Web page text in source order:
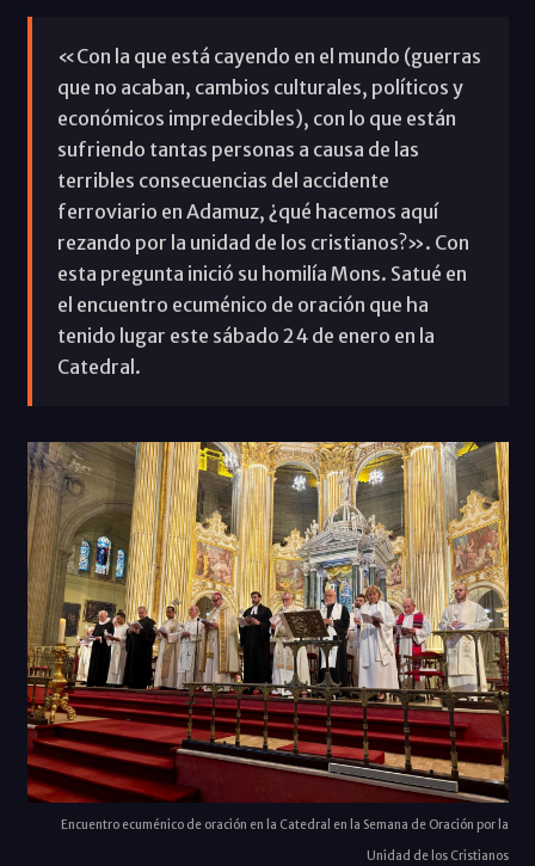
«Con la que está cayendo en el mundo (guerras
que no acaban, cambios culturales, políticos y
económicos impredecibles), con lo que están
sufriendo tantas personas a causa de las
terribles consecuencias del accidente
ferroviario en Adamuz, ¿qué hacemos aquí
rezando por la unidad de los cristianos?». Con
esta pregunta inició su homilía Mons. Satué en
el encuentro ecuménico de oración que ha
tenido lugar este sábado 24 de enero en la
Catedral.
Encuentro ecuménico de oración en la Catedral en la Semana de Oración por la
Unidad de los Cristianos